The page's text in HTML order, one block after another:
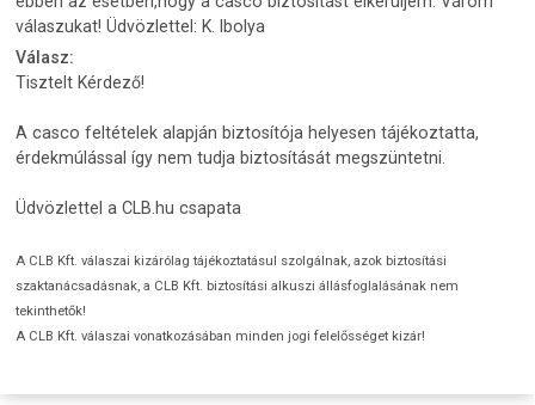
válaszukat! Üdvözlettel: K. Ibolya
Válasz:
Tisztelt Kérdező!
A casco feltételek alapján biztosítója helyesen tájékoztatta,
érdekmúlással így nem tudja biztosítását megszüntetni.
Üdvözlettel a CLB.hu csapata
A CLB Kft. válaszai kizárólag tájékoztatásul szolgálnak, azok biztosítási
szaktanácsadásnak, a CLB Kft. biztosítási alkuszi állásfoglalásának nem
tekinthetők!
A CLB Kft. válaszai vonatkozásában minden jogi felelősséget kizár!